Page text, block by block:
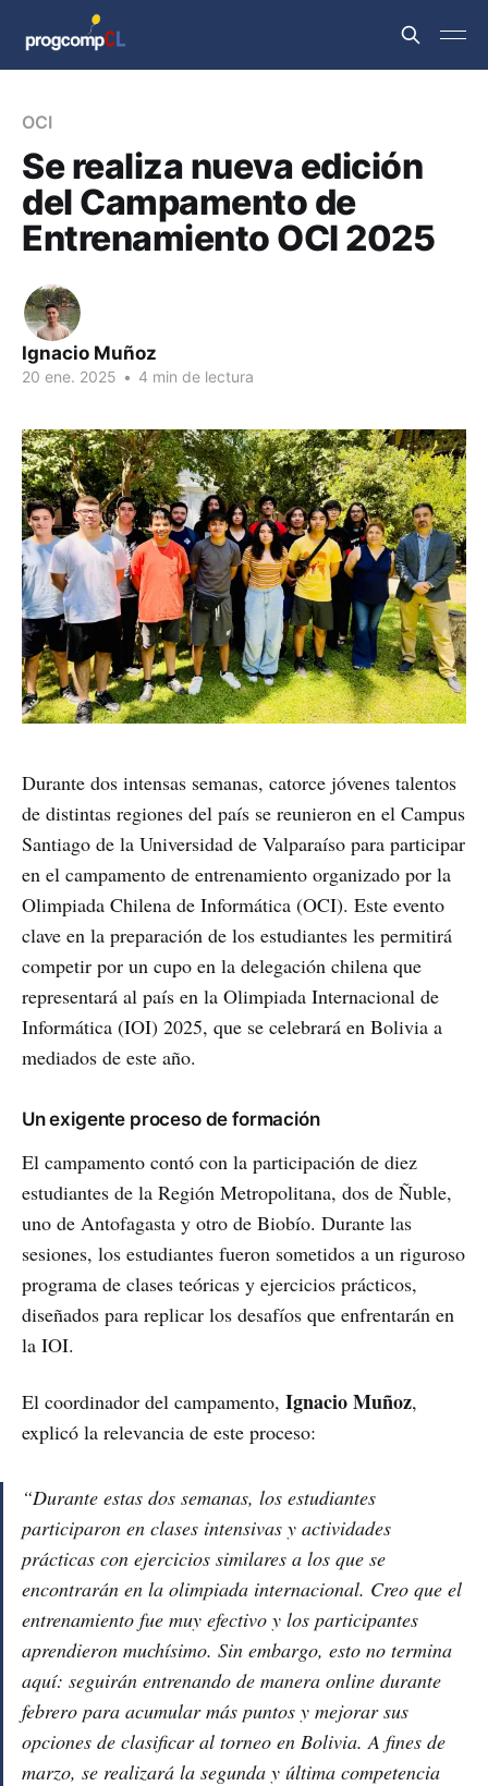
OCI
Se realiza nueva edición
del Campamento de
Entrenamiento OCI 2025
Ignacio Muñoz
20 ene. 2025 • 4 min de lectura
Durante dos intensas semanas, catorce jóvenes talentos
de distintas regiones del país se reunieron en el Campus
Santiago de la Universidad de Valparaíso para participar
en el campamento de entrenamiento organizado por la
Olimpiada Chilena de Informática (OCI). Este evento
clave en la preparación de los estudiantes les permitirá
competir por un cupo en la delegación chilena que
representará al país en la Olimpiada Internacional de
Informática (IOI) 2025, que se celebrará en Bolivia a
mediados de este año.
Un exigente proceso de formación
El campamento contó con la participación de diez
estudiantes de la Región Metropolitana, dos de Ñuble,
uno de Antofagasta y otro de Biobío. Durante las
sesiones, los estudiantes fueron sometidos a un riguroso
programa de clases teóricas y ejercicios prácticos,
diseñados para replicar los desafíos que enfrentarán en
la IOI.
El coordinador del campamento, Ignacio Muñoz,
explicó la relevancia de este proceso:
“Durante estas dos semanas, los estudiantes
participaron en clases intensivas y actividades
prácticas con ejercicios similares a los que se
encontrarán en la olimpiada internacional. Creo que el
entrenamiento fue muy efectivo y los participantes
aprendieron muchísimo. Sin embargo, esto no termina
aquí: seguirán entrenando de manera online durante
febrero para acumular más puntos y mejorar sus
opciones de clasificar al torneo en Bolivia. A fines de
marzo, se realizará la segunda y última competencia